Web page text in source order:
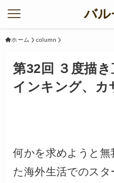
バル
ホーム column
第32回 ３度描
インキング、カ
何かを求めようと無
た海外生活でのス